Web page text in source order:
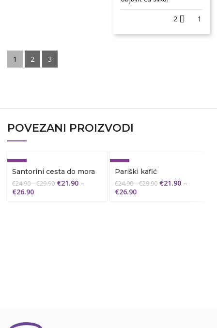
2 1
1 2 3
POVEZANI PROIZVODI
-12%
Santorini cesta do mora
€24.90–€29.90 €21.90 –
€26.90
-12%
Pariški kafić
€24.90–€29.90 €21.90 –
€26.90